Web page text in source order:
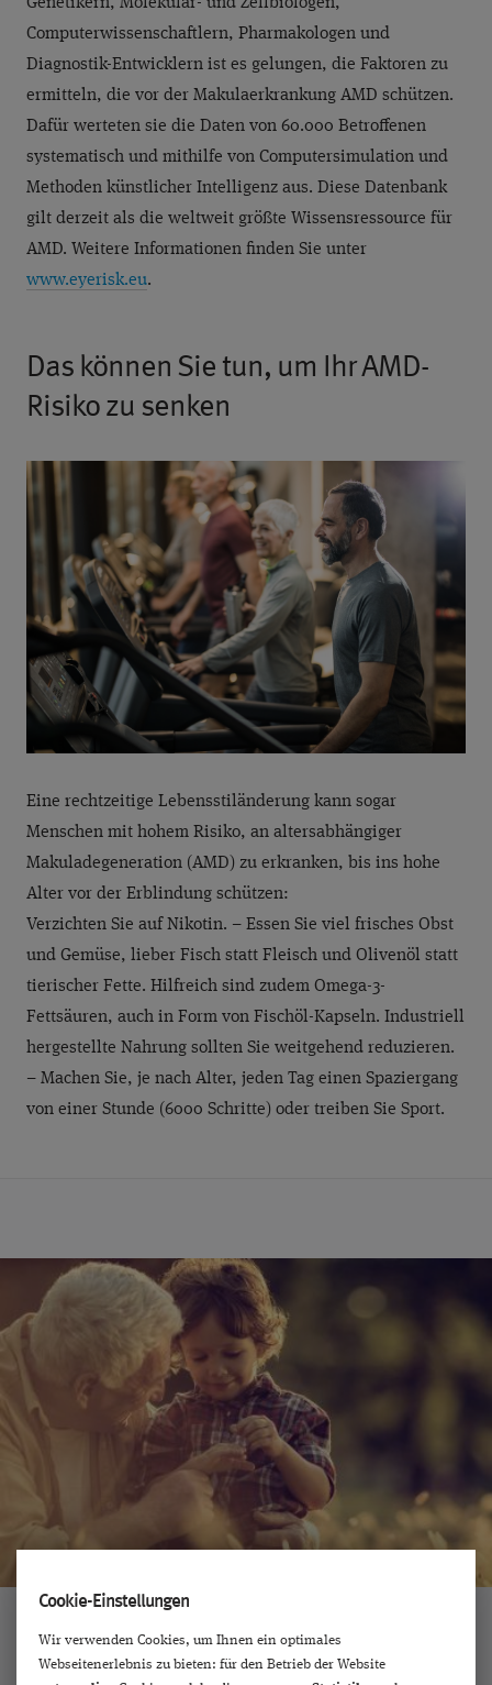
Computerwissenschaftlern, Pharmakologen und
Diagnostik-Entwicklern ist es gelungen, die Faktoren zu
ermitteln, die vor der Makulaerkrankung AMD schützen.
Dafür werteten sie die Daten von 60.000 Betroffenen
systematisch und mithilfe von Computersimulation und
Methoden künstlicher Intelligenz aus. Diese Datenbank
gilt derzeit als die weltweit größte Wissensressource für
AMD. Weitere Informationen finden Sie unter
www.eyerisk.eu.
Das können Sie tun, um Ihr AMD-
Risiko zu senken
Eine rechtzeitige Lebensstiländerung kann sogar
Menschen mit hohem Risiko, an altersabhängiger
Makuladegeneration (AMD) zu erkranken, bis ins hohe
Alter vor der Erblindung schützen:
Verzichten Sie auf Nikotin. – Essen Sie viel frisches Obst
und Gemüse, lieber Fisch statt Fleisch und Olivenöl statt
tierischer Fette. Hilfreich sind zudem Omega-3-
Fettsäuren, auch in Form von Fischöl-Kapseln. Industriell
hergestellte Nahrung sollten Sie weitgehend reduzieren.
– Machen Sie, je nach Alter, jeden Tag einen Spaziergang
von einer Stunde (6000 Schritte) oder treiben Sie Sport.
Altersbedingte
Makuladegeneration (AMD)
Cookie-Einstellungen
Wir verwenden Cookies, um Ihnen ein optimales
Webseitenerlebnis zu bieten: für den Betrieb der Website